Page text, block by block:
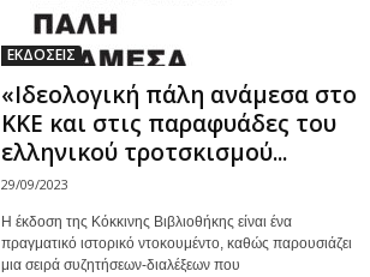
ΕΚΔΟΣΕΙΣ
«Ιδεολογική πάλη ανάμεσα στο
ΚΚΕ και στις παραφυάδες του
ελληνικού τροτσκισμού...
29/09/2023
Η έκδοση της Κόκκινης Βιβλιοθήκης είναι ένα
πραγματικό ιστορικό ντοκουμέντο, καθώς παρουσιάζει
μια σειρά συζητήσεων-διαλέξεων που